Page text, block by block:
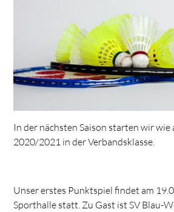
In der nächsten Saison starten wir wie
2020/2021 in der Verbandsklasse.
Unser erstes Punktspiel findet am
Sporthalle statt. Zu Gast ist SV Blau-